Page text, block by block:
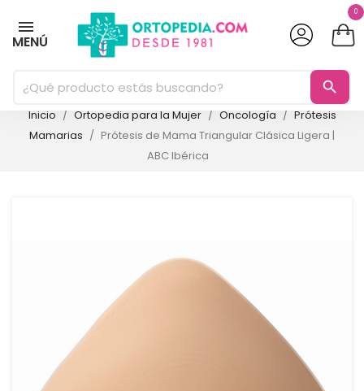
MENÚ
0
search
Inicio Ortopedia para la Mujer Oncología
Prótesis
Mamarias
Prótesis de Mama Triangular Clásica Ligera |
ABC Ibérica